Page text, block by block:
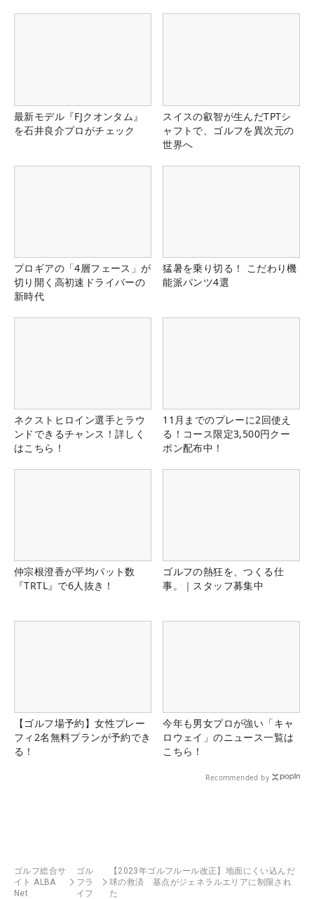
最新モデル『FJクオンタム』
を石井良介プロがチェック
スイスの叡智が生んだTPTシ
ャフトで、ゴルフを異次元の
世界へ
プロギアの「4層フェース」が
切り開く高初速ドライバーの
新時代
猛暑を乗り切る！ こだわり機
能派パンツ4選
ネクストヒロイン選手とラウ
ンドできるチャンス！詳しく
はこちら！
11月までのプレーに2回使え
る！コース限定3,500円クー
ポン配布中！
仲宗根澄香が平均パット数
『TRTL』で6人抜き！
ゴルフの熱狂を、つくる仕
事。｜スタッフ募集中
【ゴルフ場予約】女性プレー
フィ2名無料プランが予約でき
る！
今年も男女プロが強い「キャ
ロウェイ」のニュース一覧は
こちら！
Recommended by
ゴルフ総合サ
イト ALBA
Net
ゴル
フラ
イフ
【2023年ゴルフルール改正】地面にくい込んだ
球の救済 基点がジェネラルエリアに制限され
た